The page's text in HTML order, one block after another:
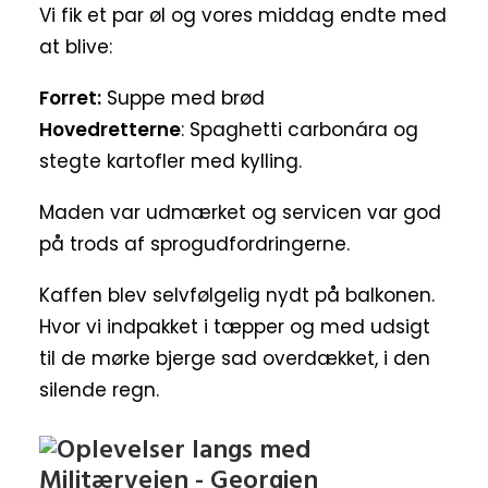
Vi fik et par øl og vores middag endte med
at blive:
Forret: Suppe med brød
Hovedretterne: Spaghetti carbonára og
stegte kartofler med kylling.
Maden var udmærket og servicen var god
på trods af sprogudfordringerne.
Kaffen blev selvfølgelig nydt på balkonen.
Hvor vi indpakket i tæpper og med udsigt
til de mørke bjerge sad overdækket, i den
silende regn.